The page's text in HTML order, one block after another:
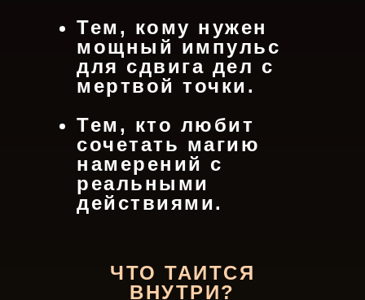
Тем, кому нужен
мощный импульс
для сдвига дел с
мертвой точки.
Тем, кто любит
сочетать магию
намерений с
реальными
действиями.
ЧТО ТАИТСЯ
ВНУТРИ?